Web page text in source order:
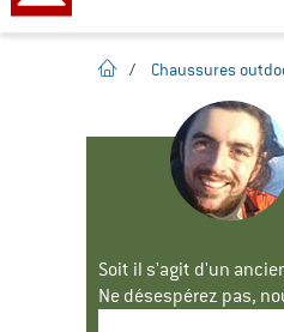
Page d'accueil
/ Chaussures
Soit il s'agit d'un
Ne désespérez pas,